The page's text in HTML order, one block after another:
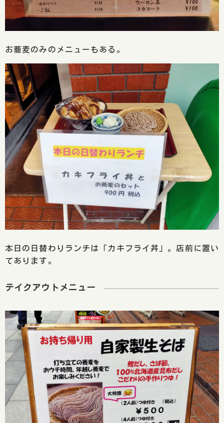
お蕎麦のみのメニューもある。
本日の日替わりランチは「カキフライ丼」。店前に置い
てあります。
テイクアウトメニュー